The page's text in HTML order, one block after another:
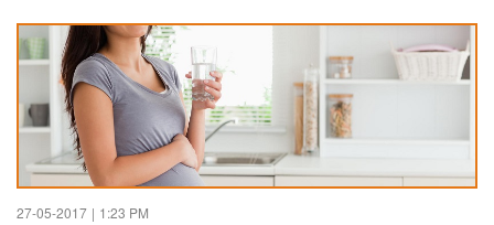
27-05-2017 | 1:23 PM